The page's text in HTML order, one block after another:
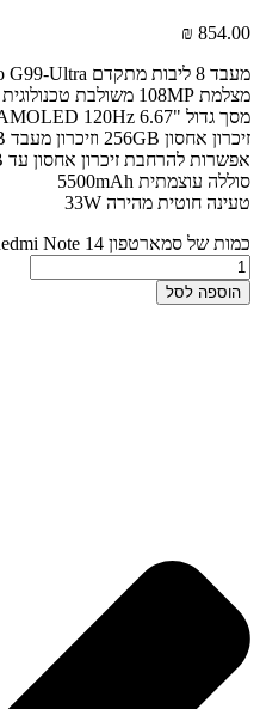
₪854.00
מעבד 8 ליבות מתקדם MediaTek Helio G99-Ultra
מצלמת 108MP משולבת טכנולוגית AI
מסך גדול "6.67 AMOLED 120Hz
זיכרון אחסון 256GB וזיכרון מעבד 8GB
אפשרות להרחבת זיכרון אחסון עד 1TB
סוללה עוצמתית 5500mAh
טעינה חוטית מהירה 33W
כמות של סמארטפון Redmi Note 14 גרסה 8GB+256GB בצבע ירוק
הוספה לסל